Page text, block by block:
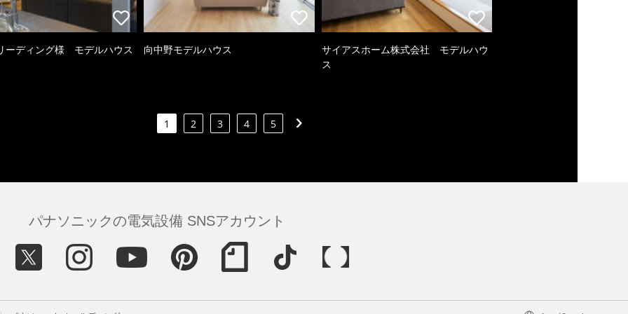
ーディング様 モデルハウス 向中野モデルハウス
サイアスホーム株式会社 モデルハウ
ス
1 2 3 4 5
パナソニックの電気設備 SNSアカウント